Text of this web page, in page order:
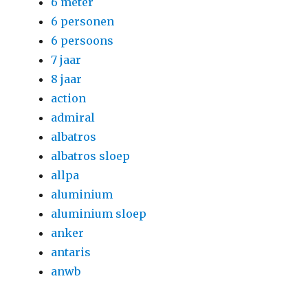
6 personen
6 persoons
7 jaar
8 jaar
action
admiral
albatros
albatros sloep
allpa
aluminium
aluminium sloep
anker
antaris
anwb